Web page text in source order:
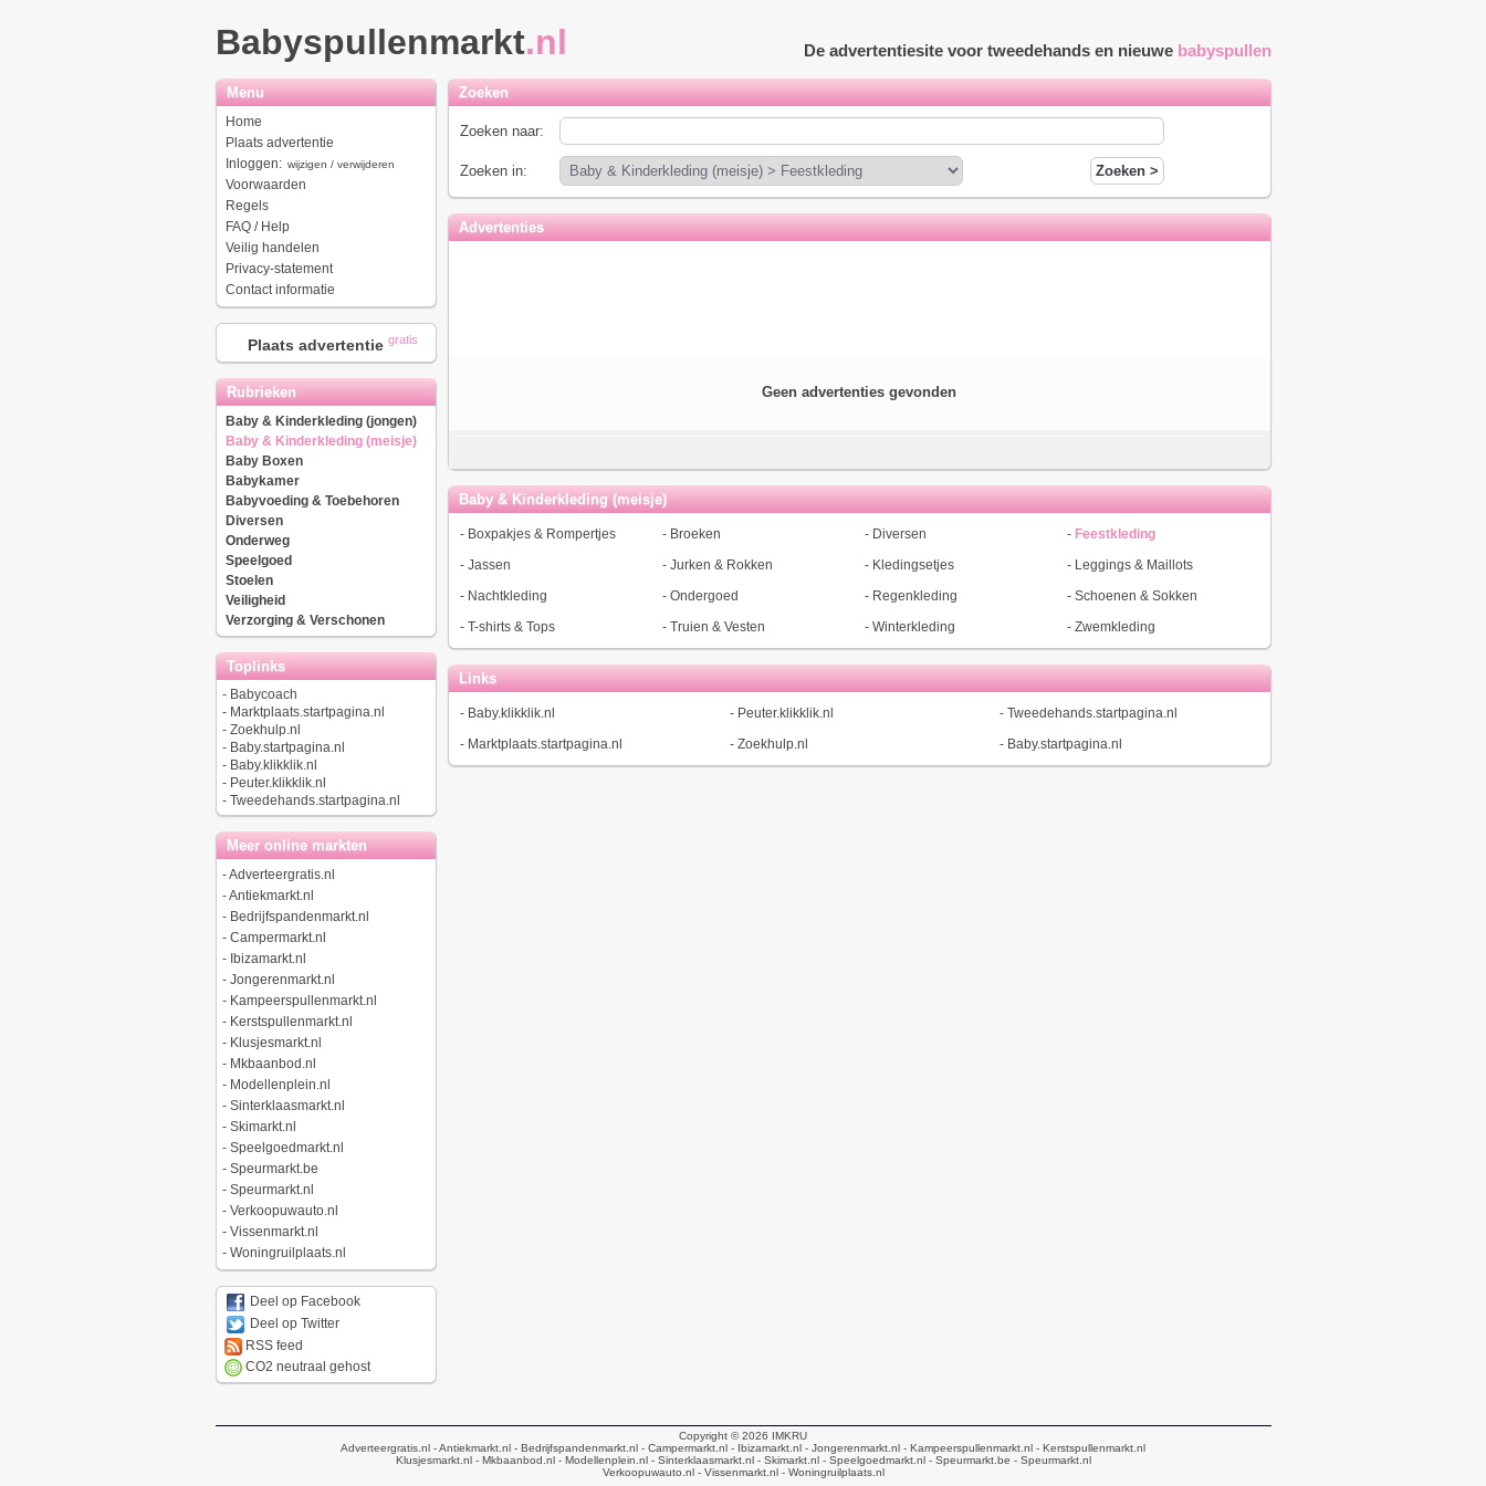
Babyspullenmarkt.nl De advertentiesite voor tweedehands en nieuwe babyspullen
Menu
Home
Plaats advertentie
Inloggen: wijzigen / verwijderen
Voorwaarden
Regels
FAQ / Help
Veilig handelen
Privacy-statement
Contact informatie
Plaats advertentie gratis
Rubrieken
Baby & Kinderkleding (jongen)
Baby & Kinderkleding (meisje)
Baby Boxen
Babykamer
Babyvoeding & Toebehoren
Diversen
Onderweg
Speelgoed
Stoelen
Veiligheid
Verzorging & Verschonen
Toplinks
- Babycoach
- Marktplaats.startpagina.nl
- Zoekhulp.nl
- Baby.startpagina.nl
- Baby.klikklik.nl
- Peuter.klikklik.nl
- Tweedehands.startpagina.nl
Meer online markten
-Adverteergratis.nl
-Antiekmarkt.nl
- Bedrijfspandenmarkt.nl
- Campermarkt.nl
- Ibizamarkt.nl
- Jongerenmarkt.nl
- Kampeerspullenmarkt.nl
- Kerstspullenmarkt.nl
- Klusjesmarkt.nl
- Mkbaanbod.nl
- Modellenplein.nl
- Sinterklaasmarkt.nl
- Skimarkt.nl
- Speelgoedmarkt.nl
- Speurmarkt.be
- Speurmarkt.nl
- Verkoopuwauto.nl
- Vissenmarkt.nl
- Woningruilplaats.nl
Deel op Facebook
Deel op Twitter
RSS feed
CO2 neutraal gehost
Zoeken
Zoeken naar:
Zoeken in:
Advertenties
Geen advertenties gevonden
Baby & Kinderkleding (meisje)
- Boxpakjes & Rompertjes - Broeken - Diversen - Feestkleding
- Jassen - Jurken & Rokken - Kledingsetjes - Leggings & Maillots
- Nachtkleding - Ondergoed - Regenkleding - Schoenen & Sokken
- T-shirts & Tops - Truien & Vesten - Winterkleding - Zwemkleding
Links
- Baby.klikklik.nl - Peuter.klikklik.nl - Tweedehands.startpagina.nl
- Marktplaats.startpagina.nl - Zoekhulp.nl - Baby.startpagina.nl
Copyright © 2026 IMKRU
Adverteergratis.nl - Antiekmarkt.nl - Bedrijfspandenmarkt.nl - Campermarkt.nl - Ibizamarkt.nl - Jongerenmarkt.nl - Kampeerspullenmarkt.nl - Kerstspullenmarkt.nl
Klusjesmarkt.nl- Mkbaanbod.nl- Modellenplein.nl- Sinterklaasmarkt.nl- Skimarkt.nl- Speelgoedmarkt.nl- Speurmarkt.be - Speurmarkt.nl
Verkoopuwauto.nl- Vissenmarkt.nl- Woningruilplaats.nl